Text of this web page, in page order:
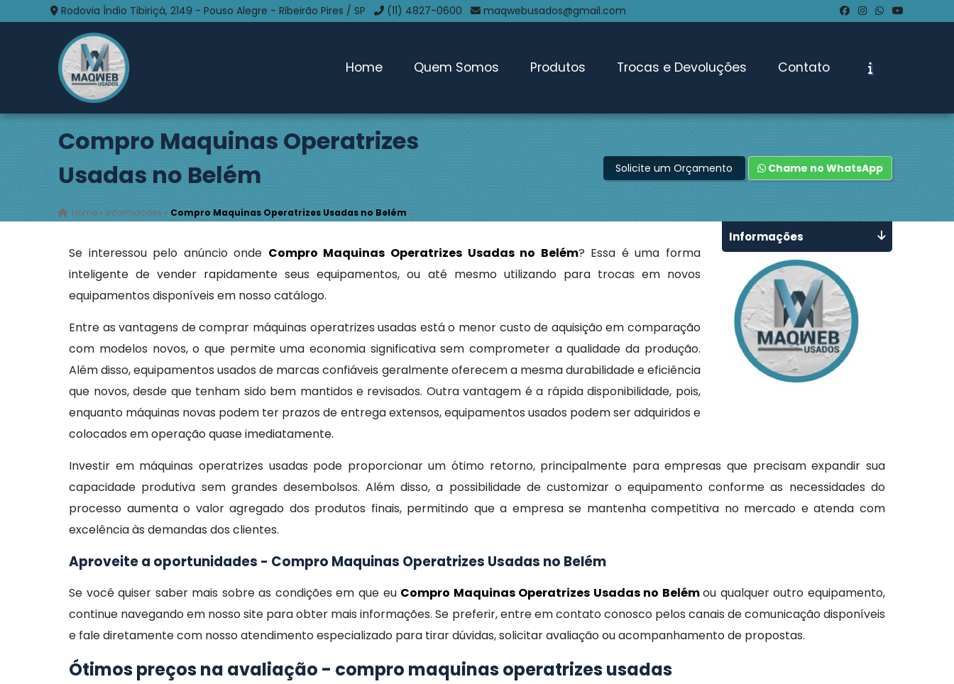
Rodovia Índio Tibiriçá, 2149 - Pouso Alegre - Ribeirão Pires / SP (11) 4827-0600 maqwebusados@gmail.com
Home Quem Somos Produtos Trocas e Devoluções Contato
Compro Maquinas Operatrizes
Usadas no Belém
Home » Informações » Compro Maquinas Operatrizes Usadas no Belém
Solicite um Orçamento Chame no WhatsApp
Se interessou pelo anúncio onde Compro Maquinas Operatrizes Usadas no Belém? Essa é uma forma
inteligente de vender rapidamente seus equipamentos, ou até mesmo utilizando para trocas em novos
equipamentos disponíveis em nosso catálogo.
Entre as vantagens de comprar máquinas operatrizes usadas está o menor custo de aquisição em comparação
com modelos novos, o que permite uma economia significativa sem comprometer a qualidade da produção.
Além disso, equipamentos usados de marcas confiáveis geralmente oferecem a mesma durabilidade e eficiência
que novos, desde que tenham sido bem mantidos e revisados. Outra vantagem é a rápida disponibilidade, pois,
enquanto máquinas novas podem ter prazos de entrega extensos, equipamentos usados podem ser adquiridos e
colocados em operação quase imediatamente.
Investir em máquinas operatrizes usadas pode proporcionar um ótimo retorno, principalmente para empresas que precisam expandir sua
capacidade produtiva sem grandes desembolsos. Além disso, a possibilidade de customizar o equipamento conforme as necessidades do
processo aumenta o valor agregado dos produtos finais, permitindo que a empresa se mantenha competitiva no mercado e atenda com
excelência às demandas dos clientes.
Aproveite a oportunidades - Compro Maquinas Operatrizes Usadas no Belém
Se você quiser saber mais sobre as condições em que eu Compro Maquinas Operatrizes Usadas no Belémou qualquer outro equipamento,
continue navegando em nosso site para obter mais informações. Se preferir, entre em contato conosco pelos canais de comunicação disponíveis
e fale diretamente com nosso atendimento especializado para tirar dúvidas, solicitar avaliação ou acompanhamento de propostas.
Ótimos preços na avaliação - compro maquinas operatrizes usadas
Informações